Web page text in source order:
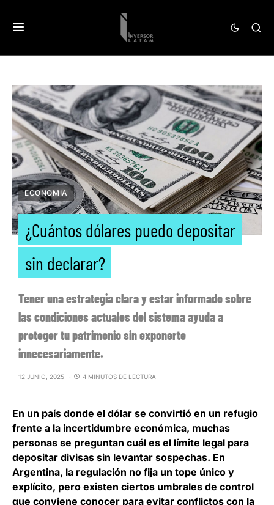
ECONOMIA
¿Cuántos dólares puedo depositar
sin declarar?
Tener una estrategia clara y estar informado sobre
las condiciones actuales del sistema ayuda a
proteger tu patrimonio sin exponerte
innecesariamente.
12 JUNIO, 2025 4 MINUTOS DE LECTURA
En un país donde el dólar se convirtió en un refugio
frente a la incertidumbre económica, muchas
personas se preguntan cuál es el límite legal para
depositar divisas sin levantar sospechas. En
Argentina, la regulación no fija un tope único y
explícito, pero existen ciertos umbrales de control
que conviene conocer para evitar conflictos con la